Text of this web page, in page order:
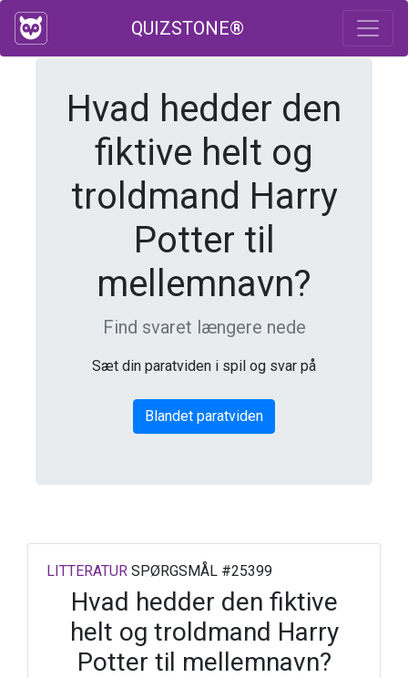
QUIZSTONE®
Hvad hedder den
fiktive helt og
troldmand Harry
Potter til
mellemnavn?
Find svaret længere nede
Sæt din paratviden i spil og svar på
Blandet paratviden
LITTERATUR SPØRGSMÅL #25399
Hvad hedder den fiktive
helt og troldmand Harry
Potter til mellemnavn?